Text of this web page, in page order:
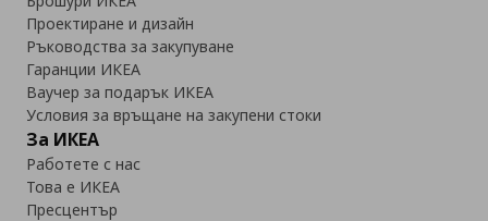
Проектиране и дизайн
Ръководства за закупуване
Гаранции ИКЕА
Ваучер за подарък ИКЕА
Условия за връщане на закупени стоки
За ИКЕА
Работете с нас
Това е ИКЕА
Пресцентър